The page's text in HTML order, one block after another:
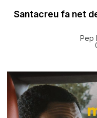
Santacreu fa net
Pep